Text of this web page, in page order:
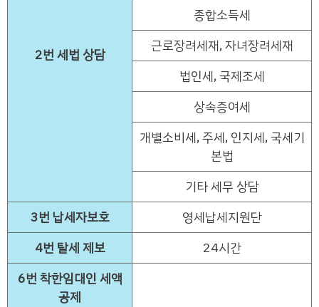
2번 세법 상담
종합소득세
근로장려세재, 자녀장려세재
법인세, 국제조세
상속증여세
개별소비세, 주세, 인지세, 국세기
본법
기타 세무 상담
3번 납세자보호
영세납세지원단
4번 탈세 제보
24시간
6번 착한임대인 세액
공제